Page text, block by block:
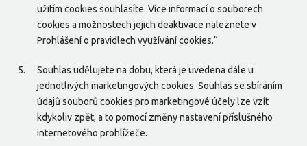
užitím cookies souhlasíte. Více informací o souborech
cookies a možnostech jejich deaktivace naleznete v
Prohlášení o pravidlech využívání cookies.“
Souhlas udělujete na dobu, která je uvedena dále u
jednotlivých marketingových cookies. Souhlas se sbíráním
údajů souborů cookies pro marketingové účely lze vzít
kdykoliv zpět, a to pomocí změny nastavení příslušného
internetového prohlížeče.